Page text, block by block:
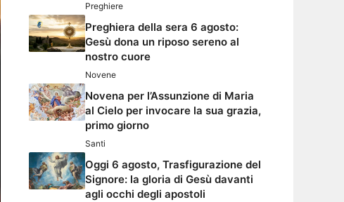
Preghiere
Preghiera della sera 6 agosto:
Gesù dona un riposo sereno al
nostro cuore
Novene
Novena per l’Assunzione di Maria
al Cielo per invocare la sua grazia,
primo giorno
Santi
Oggi 6 agosto, Trasfigurazione del
Signore: la gloria di Gesù davanti
agli occhi degli apostoli